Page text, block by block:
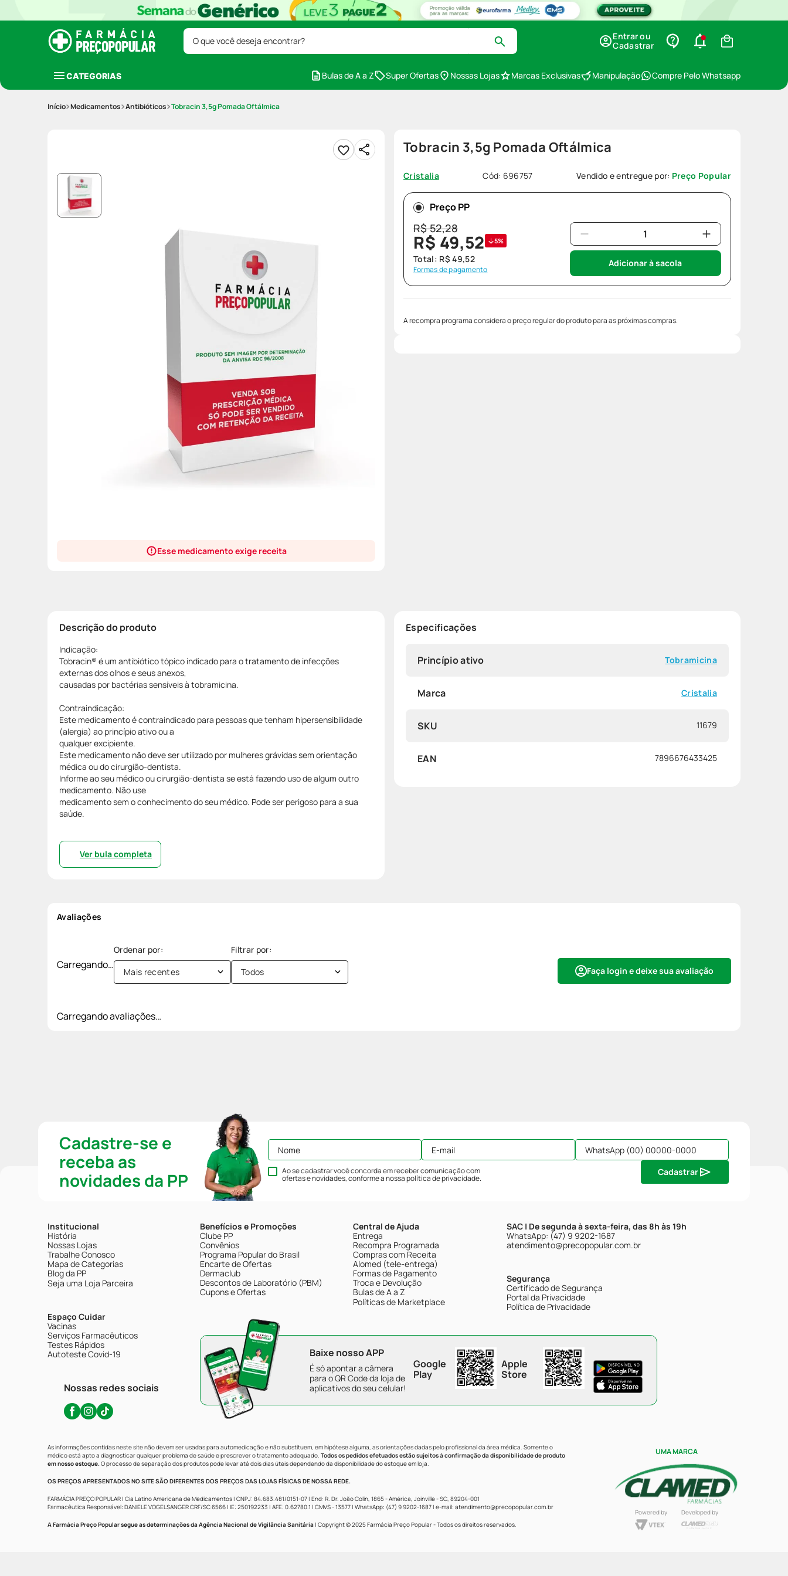
O que você deseja encontrar?
Entrar ou
Cadastrar
CATEGORIAS Bulas de A a Z Super Ofertas Nossas Lojas Marcas Exclusivas Manipulação Compre Pelo Whatsapp
Medicamentos Antibióticos Tobracin 3,5g Pomada Oftálmica
Esse medicamento exige receita
Tobracin 3,5g Pomada Oftálmica
Cristalia Cód: 696757 Vendido e entregue por: Preço Popular
Preço PP
R$52,28
R$ 49,52 5%
Total: R$ 49,52
Formas de pagamento
Adicionar à sacola
A recompra programa considera o preço regular do produto para as próximas compras.
Descrição do produto
Indicação:
Tobracin® é um antibiótico tópico indicado para o tratamento de infecções
externas dos olhos e seus anexos,
causadas por bactérias sensíveis à tobramicina.
Contraindicação:
Este medicamento é contraindicado para pessoas que tenham hipersensibilidade
(alergia) ao princípio ativo ou a
qualquer excipiente.
Este medicamento não deve ser utilizado por mulheres grávidas sem orientação
médica ou do cirurgião-dentista.
Informe ao seu médico ou cirurgião-dentista se está fazendo uso de algum outro
medicamento. Não use
medicamento sem o conhecimento do seu médico. Pode ser perigoso para a sua
saúde.
Ver bula completa
Especificações
Princípio ativo Tobramicina
Marca Cristalia
SKU 11679
EAN 7896676433425
Avaliações
Carregando… Faça login e deixe sua avaliação
Mais recentes Todos
Carregando avaliações…
Cadastre-se e
receba as
novidades da PP
Ao se cadastrar você concorda em receber comunicação com
ofertas e novidades, conforme a nossapolítica de privacidade.
Cadastrar
Institucional
História
Nossas Lojas
Trabalhe Conosco
Mapa de Categorias
Blog da PP
Seja uma Loja Parceira
Espaço Cuidar
Vacinas
Serviços Farmacêuticos
Testes Rápidos
Autoteste Covid-19
Nossas redes sociais
Benefícios e Promoções
Clube PP
Convênios
Programa Popular do Brasil
Encarte de Ofertas
Dermaclub
Descontos de Laboratório (PBM)
Cupons e Ofertas
Central de Ajuda
Entrega
Recompra Programada
Compras com Receita
Alomed (tele-entrega)
Formas de Pagamento
Troca e Devolução
Bulas de A a Z
Políticas de Marketplace
SAC | De segunda à sexta-feira, das 8h às 19h
WhatsApp: (47) 9 9202-1687
atendimento@precopopular.com.br
Segurança
Certificado de Segurança
Portal da Privacidade
Política de Privacidade
Baixe nosso APP
É só apontar a câmera
para o QR Code da loja de
aplicativos do seu celular!
Google
Play
Apple
Store
As informações contidas neste site não devem ser usadas para automedicação e não substituem, em hipótese alguma, as orientações dadas pelo profissional da área médica. Somente o
médico está apto a diagnosticar qualquer problema de saúde e prescrever o tratamento adequado. Todos os pedidos efetuados estão sujeitos à confirmação da disponibilidade de produto
em nosso estoque.O processo de separação dos produtos pode levar até dois dias úteis dependendo da disponibilidade do estoque em loja.
OS PREÇOS APRESENTADOS NO SITE SÃO DIFERENTES DOS PREÇOS DAS LOJAS FÍSICAS DE NOSSA REDE.
FARMÁCIA PREÇO POPULAR | Cia Latino Americana de Medicamentos | CNPJ: 84.683.481/0151-07 | End: R. Dr. João Colin, 1865 - América, Joinville - SC, 89204-001
Farmacêutica Responsável: DANIELE VOGELSANGER CRF/SC 6566 | IE: 250192233 | AFE: 0.62780.1 | CMVS - 13577 | WhatsApp: (47) 9 9202-1687 | e-mail: atendimento@precopopular.com.br
A Farmácia Preço Popular segue as determinações da Agência Nacional de Vigilância Sanitária | Copyright © 2025 Farmácia Preço Popular - Todos os direitos reservados.
UMA MARCA
Powered by Developed by